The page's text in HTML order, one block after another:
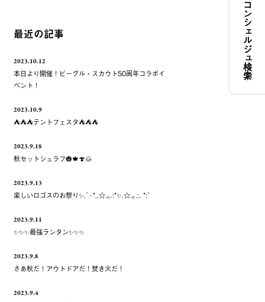
最近の記事
2023.10.12
本日より開催！ビーグル・スカウト50周年コラボイ
ベント！
2023.10.9
⛺️⛺️⛺️テントフェスタ⛺️⛺️⛺️
2023.9.18
秋セットシュラフ🎃🍁🍄🌰
2023.9.13
楽しいロゴスのお祭り✨.ﾟ･*..☆.｡.:*✨.☆.｡.:. *:ﾟ
2023.9.11
✨✨✨最強ランタン✨✨✨
2023.9.8
さあ秋だ！アウトドアだ！焚き火だ！
2023.9.4
コンシェルジュ検索